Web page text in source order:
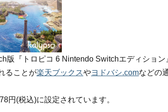
版『トロピコ 6 Nintendo Switchエディショ
ることが楽天ブックスやヨドバシ.comなどの
円(税込)に設定されています。